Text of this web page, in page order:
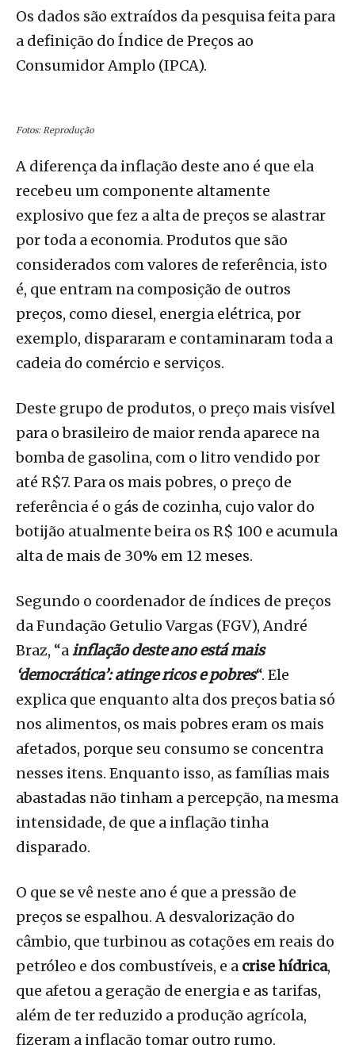
Os dados são extraídos da pesquisa feita para
a definição do Índice de Preços ao
Consumidor Amplo (IPCA).
Fotos: Reprodução
A diferença da inflação deste ano é que ela
recebeu um componente altamente
explosivo que fez a alta de preços se alastrar
por toda a economia. Produtos que são
considerados com valores de referência, isto
é, que entram na composição de outros
preços, como diesel, energia elétrica, por
exemplo, dispararam e contaminaram toda a
cadeia do comércio e serviços.
Deste grupo de produtos, o preço mais visível
para o brasileiro de maior renda aparece na
bomba de gasolina, com o litro vendido por
até R$7. Para os mais pobres, o preço de
referência é o gás de cozinha, cujo valor do
botijão atualmente beira os R$ 100 e acumula
alta de mais de 30% em 12 meses.
Segundo o coordenador de índices de preços
da Fundação Getulio Vargas (FGV), André
Braz, “ainflação deste ano está mais
‘democrática’: atinge ricos e pobres“. Ele
explica que enquanto alta dos preços batia só
nos alimentos, os mais pobres eram os mais
afetados, porque seu consumo se concentra
nesses itens. Enquanto isso, as famílias mais
abastadas não tinham a percepção, na mesma
intensidade, de que a inflação tinha
disparado.
O que se vê neste ano é que a pressão de
preços se espalhou. A desvalorização do
câmbio, que turbinou as cotações em reais do
petróleo e dos combustíveis, e a crise hídrica,
que afetou a geração de energia e as tarifas,
além de ter reduzido a produção agrícola,
fizeram a inflação tomar outro rumo.